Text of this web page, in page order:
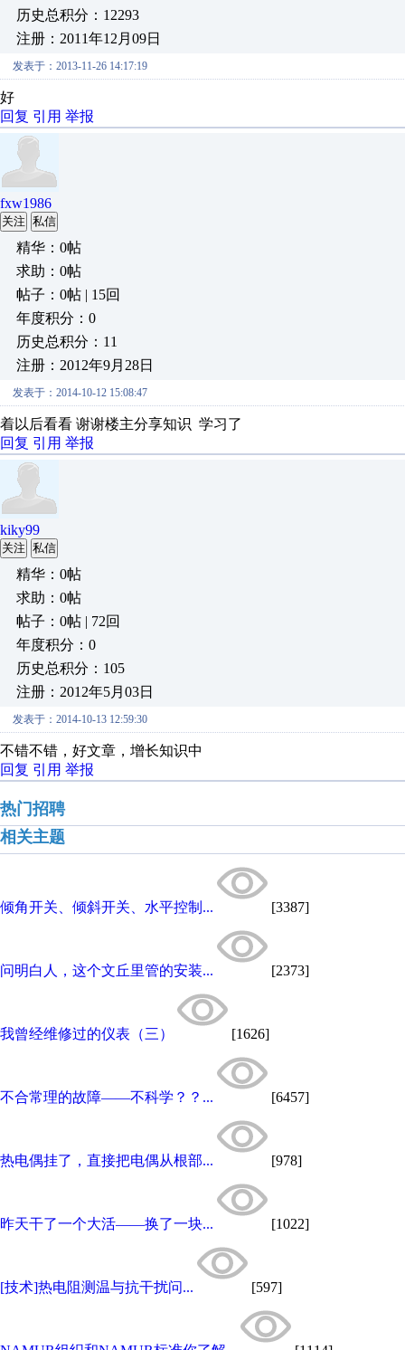
历史总积分：12293
注册：2011年12月09日
发表于：2013-11-26 14:17:19
好
回复 引用 举报
fxw1986
关注 私信
精华：0帖
求助：0帖
帖子：0帖 | 15回
年度积分：0
历史总积分：11
注册：2012年9月28日
发表于：2014-10-12 15:08:47
着以后看看 谢谢楼主分享知识 学习了
回复 引用 举报
kiky99
关注 私信
精华：0帖
求助：0帖
帖子：0帖 | 72回
年度积分：0
历史总积分：105
注册：2012年5月03日
发表于：2014-10-13 12:59:30
不错不错，好文章，增长知识中
回复 引用 举报
热门招聘
相关主题
倾角开关、倾斜开关、水平控制... [3387]
问明白人，这个文丘里管的安装... [2373]
我曾经维修过的仪表（三） [1626]
不合常理的故障——不科学？？... [6457]
热电偶挂了，直接把电偶从根部... [978]
昨天干了一个大活——换了一块... [1022]
[技术]热电阻测温与抗干扰问... [597]